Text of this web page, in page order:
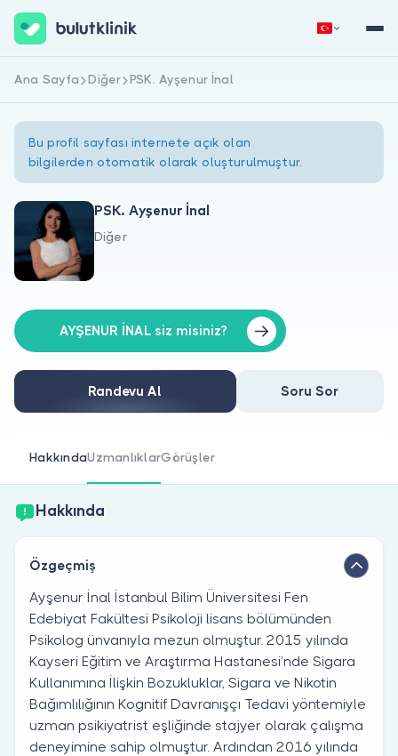
Hakkımızda
Doktorlar için
Doktor musunuz?
Hemen Kaydol
Ana Sayfa Diğer PSK. Ayşenur İnal
Bu profil sayfası internete açık olan
bilgilerden otomatik olarak oluşturulmuştur.
PSK. Ayşenur İnal
Diğer
AYŞENUR İNAL siz misiniz?
Randevu Al Soru Sor
HakkındaUzmanlıklarGörüşler
Hakkında
Özgeçmiş
Ayşenur İnal İstanbul Bilim Üniversitesi Fen
Edebiyat Fakültesi Psikoloji lisans bölümünden
Psikolog ünvanıyla mezun olmuştur. 2015 yılında
Kayseri Eğitim ve Araştırma Hastanesi’nde Sigara
Kullanımına İlişkin Bozukluklar, Sigara ve Nikotin
Bağımlılığının Kognitif Davranışçı Tedavi yöntemiyle
uzman psikiyatrist eşliğinde stajyer olarak çalışma
deneyimine sahip olmuştur. Ardından 2016 yılında